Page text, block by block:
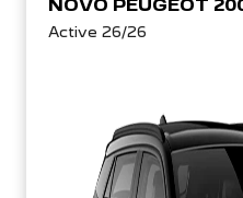
NOVO PEUGEOT
Active 26/26